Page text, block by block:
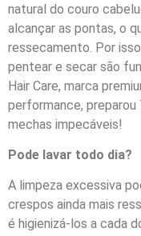
natural do couro
alcançar as pontas, o
ressecamento. Por
pentear e secar são
Hair Care, marca
performance, preparou
mechas impecáveis!
Pode lavar todo dia?
A limpeza excessiva
crespos ainda mais
é higienizá-los a cada